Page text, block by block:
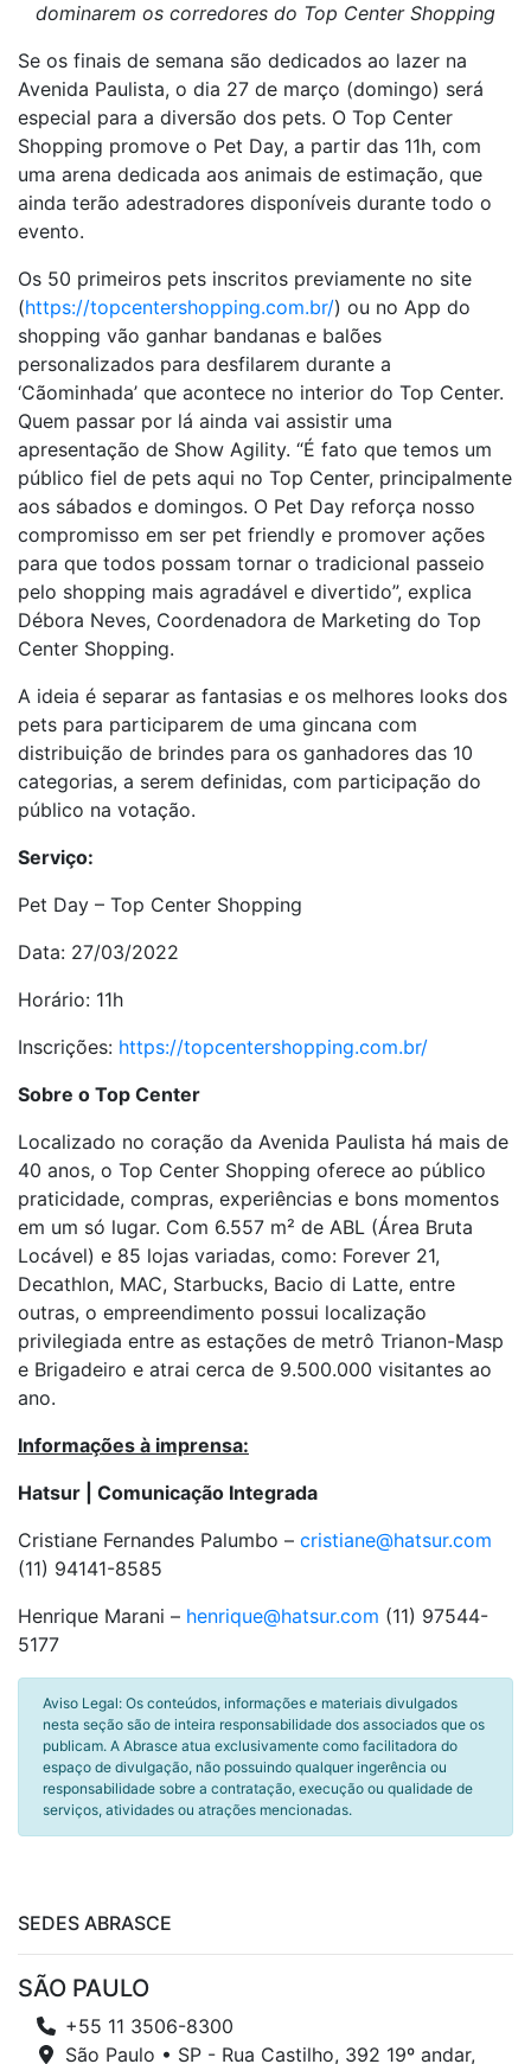
dominarem os corredores do Top Center Shopping
Se os finais de semana são dedicados ao lazer na
Avenida Paulista, o dia 27 de março (domingo) será
especial para a diversão dos pets. O Top Center
Shopping promove o Pet Day, a partir das 11h, com
uma arena dedicada aos animais de estimação, que
ainda terão adestradores disponíveis durante todo o
evento.
Os 50 primeiros pets inscritos previamente no site
(https://topcentershopping.com.br/) ou no App do
shopping vão ganhar bandanas e balões
personalizados para desfilarem durante a
‘Cãominhada’ que acontece no interior do Top Center.
Quem passar por lá ainda vai assistir uma
apresentação de Show Agility. “É fato que temos um
público fiel de pets aqui no Top Center, principalmente
aos sábados e domingos. O Pet Day reforça nosso
compromisso em ser pet friendly e promover ações
para que todos possam tornar o tradicional passeio
pelo shopping mais agradável e divertido”, explica
Débora Neves, Coordenadora de Marketing do Top
Center Shopping.
A ideia é separar as fantasias e os melhores looks dos
pets para participarem de uma gincana com
distribuição de brindes para os ganhadores das 10
categorias, a serem definidas, com participação do
público na votação.
Serviço:
Pet Day – Top Center Shopping
Data: 27/03/2022
Horário: 11h
Inscrições: https://topcentershopping.com.br/
Sobre o Top Center
Localizado no coração da Avenida Paulista há mais de
40 anos, o Top Center Shopping oferece ao público
praticidade, compras, experiências e bons momentos
em um só lugar. Com 6.557 m² de ABL (Área Bruta
Locável) e 85 lojas variadas, como: Forever 21,
Decathlon, MAC, Starbucks, Bacio di Latte, entre
outras, o empreendimento possui localização
privilegiada entre as estações de metrô Trianon-Masp
e Brigadeiro e atrai cerca de 9.500.000 visitantes ao
ano.
Informações à imprensa:
Hatsur | Comunicação Integrada
Cristiane Fernandes Palumbo – cristiane@hatsur.com
(11) 94141-8585
Henrique Marani – henrique@hatsur.com (11) 97544-
5177
Aviso Legal: Os conteúdos, informações e materiais divulgados
nesta seção são de inteira responsabilidade dos associados que os
publicam. A Abrasce atua exclusivamente como facilitadora do
espaço de divulgação, não possuindo qualquer ingerência ou
responsabilidade sobre a contratação, execução ou qualidade de
serviços, atividades ou atrações mencionadas.
SEDES ABRASCE
SÃO PAULO
+55 11 3506-8300
São Paulo • SP - Rua Castilho, 392 19º andar,